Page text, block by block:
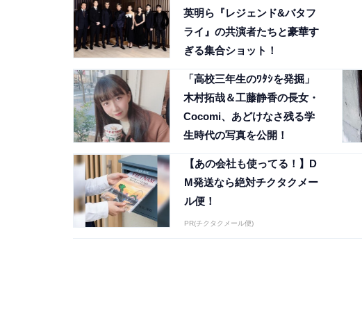
英明ら『レジェンド&バタフ
ライ』の共演者たちと豪華す
ぎる集合ショット！
「高校三年生のﾜﾀｼを発掘」
木村拓哉＆工藤静香の長女・
Cocomi、あどけなさ残る学
生時代の写真を公開！
【あの会社も使ってる！】D
M発送なら絶対チクタクメー
ル便！
PR(チクタクメール便)